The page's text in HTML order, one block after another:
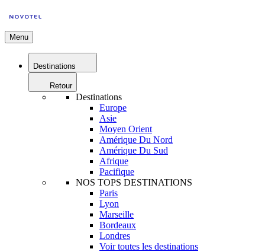
Menu
Destinations
Retour
Destinations
Europe
Asie
Moyen Orient
Amérique Du Nord
Amérique Du Sud
Afrique
Pacifique
NOS TOPS DESTINATIONS
Paris
Lyon
Marseille
Bordeaux
Londres
Voir toutes les destinations